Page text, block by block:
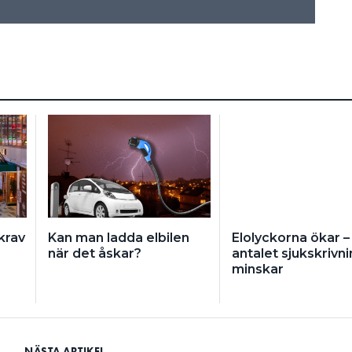
Kan man ladda elbilen
när det åskar?
Elolyckorna ökar
antalet
minskar